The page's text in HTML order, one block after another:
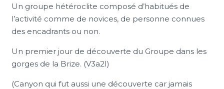
Un groupe hétéroclite composé d’habitués de
l’activité comme de novices, de personne connues
des encadrants ou non.
Un premier jour de découverte du Groupe dans les
gorges de la Brize. (V3a2I)
(Canyon qui fut aussi une découverte car jamais